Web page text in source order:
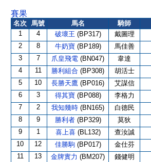
賽果
名次 馬號 馬名 騎師
1
4 破壞王 (BP317) 戴圖理
2 8 牛奶寶 (BP189) 馬佳善
3 7 爪皇飛電 (BN047) 韋達
4 11 勝利組合 (BP308) 胡活士
5 10 長勝天鷹 (BP016) 艾謀信
6 3 得其寶 (BP088) 李格力
7 2 我知幾時 (BN165) 白德民
8 9 勝利者 (BP329) 莫狄
9 1 喜上喜 (BL132) 查汝誠
10 12 佳勝駒 (BP017) 金仕芬
11 13 金牌實力 (BM207) 錢健明